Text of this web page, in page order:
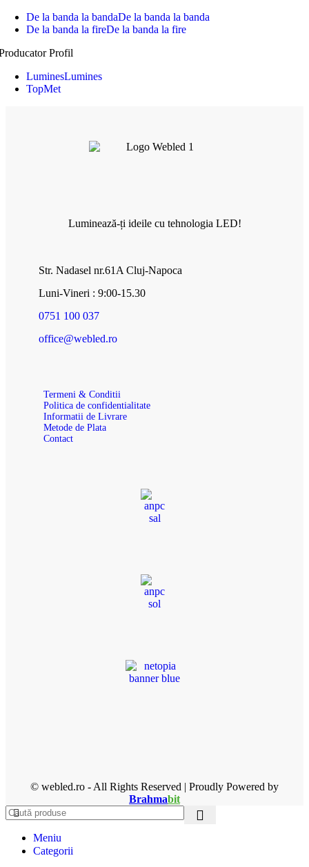
De la banda la bandaDe la banda la banda
De la banda la fireDe la banda la fire
Profil
LuminesLumines
TopMet
Luminează-ți ideile cu tehnologia LED!
Str. Nadasel nr.61A Cluj-Napoca
Luni-Vineri : 9:00-15.30
0751 100 037
office@webled.ro
Termeni & Conditii
Politica de confidentialitate
Informatii de Livrare
Metode de Plata
Contact
© webled.ro - All Rights Reserved | Proudly Powered by
Brahmabit
Meniu
Categorii